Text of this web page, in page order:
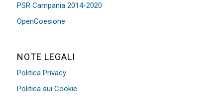
PSR Campania 2014-2020
OpenCoesione
NOTE LEGALI
Politica Privacy
Politica sui Cookie